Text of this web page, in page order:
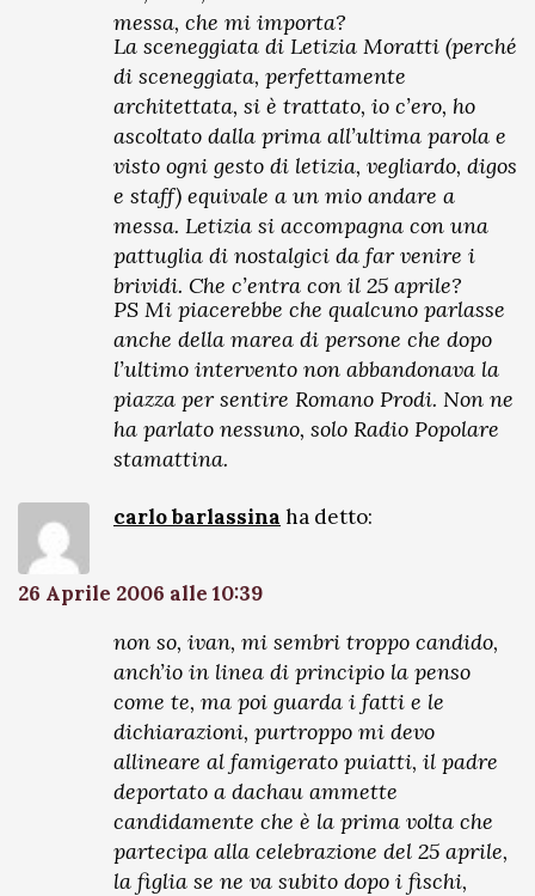
messa, che mi importa?
La sceneggiata di Letizia Moratti (perché
di sceneggiata, perfettamente
architettata, si è trattato, io c’ero, ho
ascoltato dalla prima all’ultima parola e
visto ogni gesto di letizia, vegliardo, digos
e staff) equivale a un mio andare a
messa. Letizia si accompagna con una
pattuglia di nostalgici da far venire i
brividi. Che c’entra con il 25 aprile?
PS Mi piacerebbe che qualcuno parlasse
anche della marea di persone che dopo
l’ultimo intervento non abbandonava la
piazza per sentire Romano Prodi. Non ne
ha parlato nessuno, solo Radio Popolare
stamattina.
carlo barlassina ha detto:
26 Aprile 2006 alle 10:39
non so, ivan, mi sembri troppo candido,
anch’io in linea di principio la penso
come te, ma poi guarda i fatti e le
dichiarazioni, purtroppo mi devo
allineare al famigerato puiatti, il padre
deportato a dachau ammette
candidamente che è la prima volta che
partecipa alla celebrazione del 25 aprile,
la figlia se ne va subito dopo i fischi,